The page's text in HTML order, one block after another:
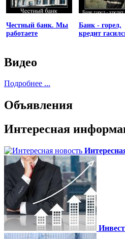
Честный банк. Мы
работаете
Банк - горел,
кредит
Видео
Подробнее ...
Объявления
Интересная